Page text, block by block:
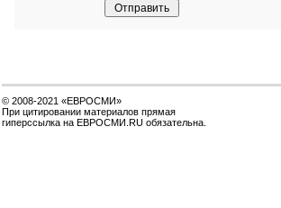
© 2008-2021 «ЕВРОСМИ»
При цитировании материалов прямая
гиперссылка на ЕВРОСМИ.RU обязательна.